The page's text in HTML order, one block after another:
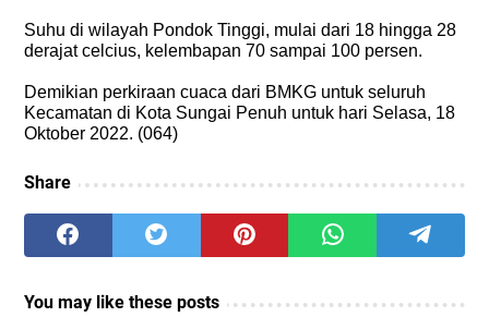
Suhu di wilayah Pondok Tinggi, mulai dari 18 hingga 28
derajat celcius, kelembapan 70 sampai 100 persen.
Demikian perkiraan cuaca dari BMKG untuk seluruh
Kecamatan di Kota Sungai Penuh untuk hari Selasa, 18
Oktober 2022. (064)
Share
You may like these posts